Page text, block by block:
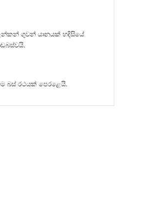
ගුවන් යානයක් හදිසියේ
බස් රථයක් පෙරළෙයි.